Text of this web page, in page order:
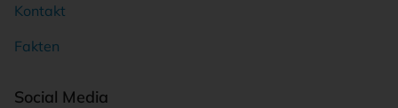
Kontakt
Fakten
Social Media